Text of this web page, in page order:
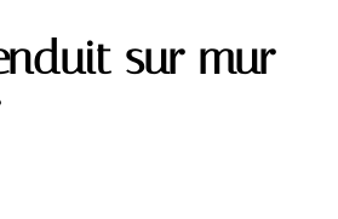
sur mur